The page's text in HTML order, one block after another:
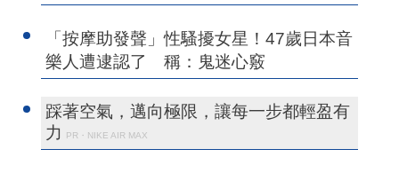
「按摩助發聲」性騷擾女星！47歲日本音
樂人遭逮認了 稱：鬼迷心竅
踩著空氣，邁向極限，讓每一步都輕盈有
力
PR・NIKE AIR MAX